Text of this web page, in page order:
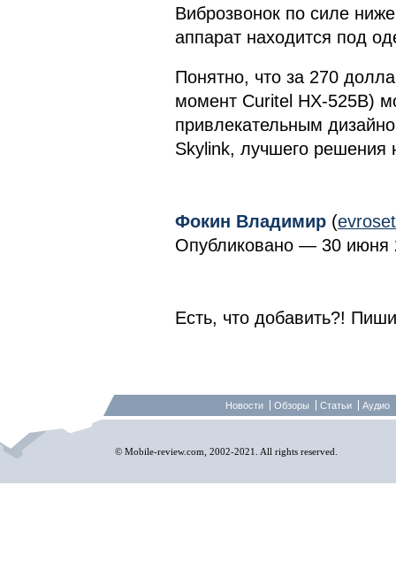
Виброзвонок по силе
аппарат находится под
Понятно, что за 270
момент Curitel HX-525B)
привлекательным
Skylink, лучшего решения
Фокин Владимир (
Опубликовано — 30 июня
Есть, что добавить?!
Новости Обзоры Статьи Аудио
© Mobile-review.com, 2002-2021. All rights reserved.